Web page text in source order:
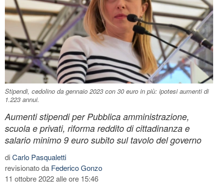
Stipendi, cedolino da gennaio 2023 con 30 euro in più: ipotesi aumenti di
1.223 annui.
Aumenti stipendi per Pubblica amministrazione,
scuola e privati, riforma reddito di cittadinanza e
salario minimo 9 euro subito sul tavolo del governo
diCarlo Pasqualetti
revisionato da Federico Gonzo
11 ottobre 2022 alle ore 15:46